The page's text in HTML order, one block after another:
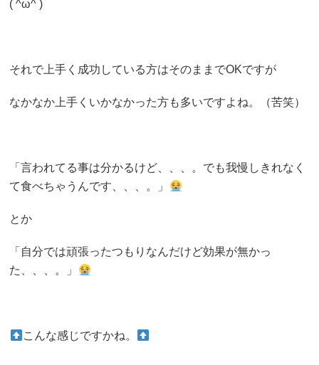
( ^ω^ )
それで上手く成功している方はそのままでOKですが
なかなか上手くいかなかった方も多いですよね。（苦笑）
「言われてる事は分かるけど、、、。でも我慢しきれなく
て食べちゃうんです、、、。」
とか
「自分では頑張ったつもりなんだけど効果が無かっ
た、、、。」
こんな感じですかね。